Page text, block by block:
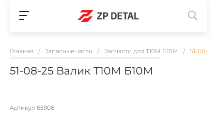
Главная / Запасные части / Запчасти для Т10М Б10М / 51-08-
51-08-25 Валик Т10М Б10М
Артикул 65908